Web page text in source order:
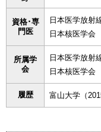
資格･専
門医
日本医学放射
日本核医学
所属学
会
日本医学放射
日本核医学会
履歴 富山大学（